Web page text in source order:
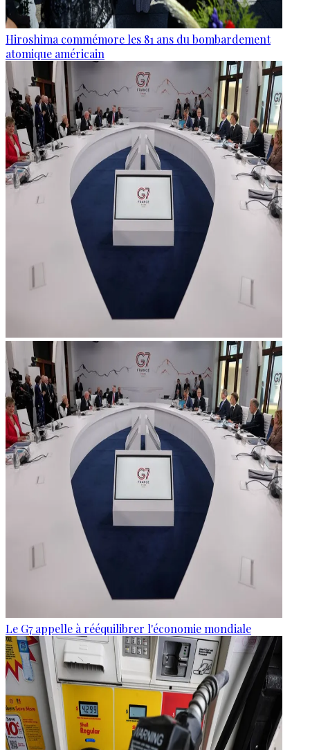
Hiroshima commémore les 81 ans du bombardement
atomique américain
Le G7 appelle à rééquilibrer l'économie mondiale